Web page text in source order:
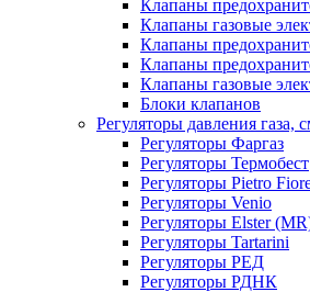
Клапаны
Клапаны газовые
Клапаны
Клапаны
Клапаны газовые
Блоки клапанов
Регуляторы давления газа,
Регуляторы Фаргаз
Регуляторы Термобест
Регуляторы Pietro
Регуляторы Venio
Регуляторы Elster
Регуляторы Tartarini
Регуляторы РЕД
Регуляторы РДНК